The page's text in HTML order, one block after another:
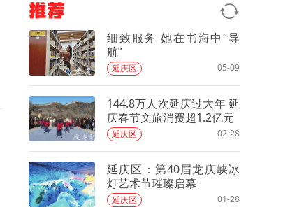
推荐
细致服务 她在书海中“导
航”
延庆区 05-09
144.8万人次延庆过大年 延
庆春节文旅消费超1.2亿元
延庆区 02-28
延庆区：第40届龙庆峡冰
灯艺术节璀璨启幕
延庆区 01-28